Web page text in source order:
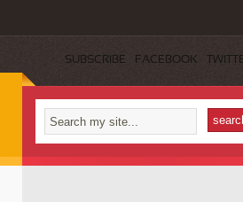
SUBSCRIBE FACEBOOK